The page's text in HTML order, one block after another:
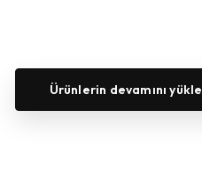
Ürünlerin devamını yükle